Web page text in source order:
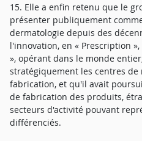
15. Elle a enfin retenu que le
présenter publiquement
dermatologie depuis des
l'innovation, en « Prescription
», opérant dans le monde
stratégiquement les centres de
fabrication, et qu'il avait
de fabrication des produits,
secteurs d'activité pouvant
différenciés.